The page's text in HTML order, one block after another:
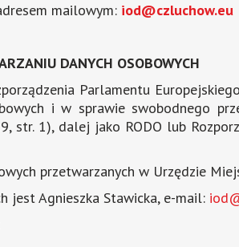
mailowym: iod@czluchow.eu
DANYCH OSOBOWYCH
Parlamentu
i w sprawie swobodnego
str. 1), dalej jako RODO lub
przetwarzanych w Urzędzie
jest Agnieszka Stawicka, e-mail: